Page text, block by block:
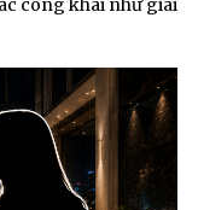
công khai như giai